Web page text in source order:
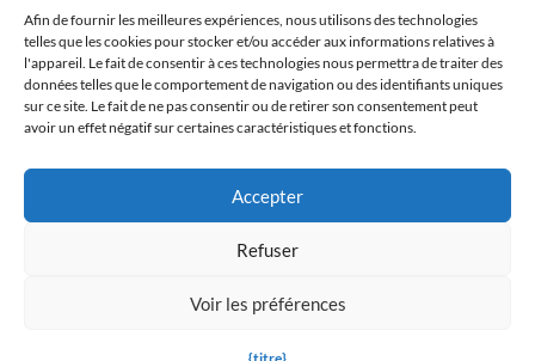
Afin de fournir les meilleures expériences, nous utilisons des technologies
telles que les cookies pour stocker et/ou accéder aux informations relatives à
l'appareil. Le fait de consentir à ces technologies nous permettra de traiter des
données telles que le comportement de navigation ou des identifiants uniques
sur ce site. Le fait de ne pas consentir ou de retirer son consentement peut
avoir un effet négatif sur certaines caractéristiques et fonctions.
Accepter
Refuser
Voir les préférences
Popular Free Games
LATEST UPDATES
© 1998 - 2026 MegaGames.com All rights reserved
Settings